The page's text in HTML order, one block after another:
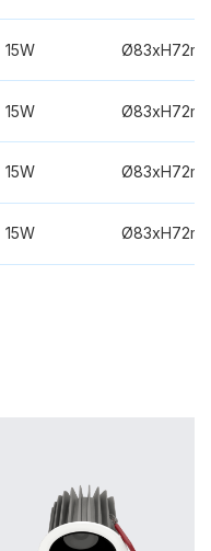
15W
15W
15W
15W